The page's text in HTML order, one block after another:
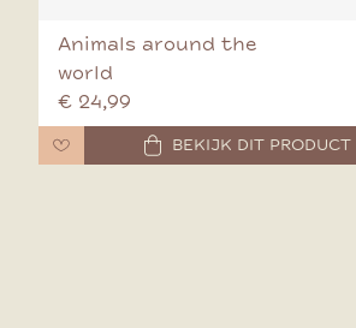
Animals around the
world
€ 24,99
BEKIJK DIT PRODUCT